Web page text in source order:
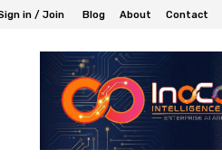
in / Join Blog About Contact